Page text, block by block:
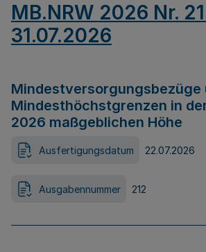
MB.NRW 2026 Nr.
31.07.2026
Mindestversorgungsbezüge
Mindesthöchstgrenzen in
2026 maßgeblichen Höhe
Ausfertigungsdatum 22.07.2026
Ausgabennummer 212